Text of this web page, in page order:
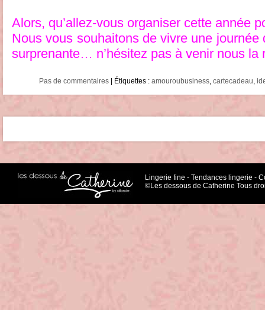
Alors, qu’allez-vous organiser cette année
Nous vous souhaitons de vivre une
surprenante… n’hésitez pas à venir nous la
Pas de commentaires | Étiquettes : amouroubusiness cartecadeau
Lingerie fine - Tendances lingerie -
©Les dessous de Catherine Tous